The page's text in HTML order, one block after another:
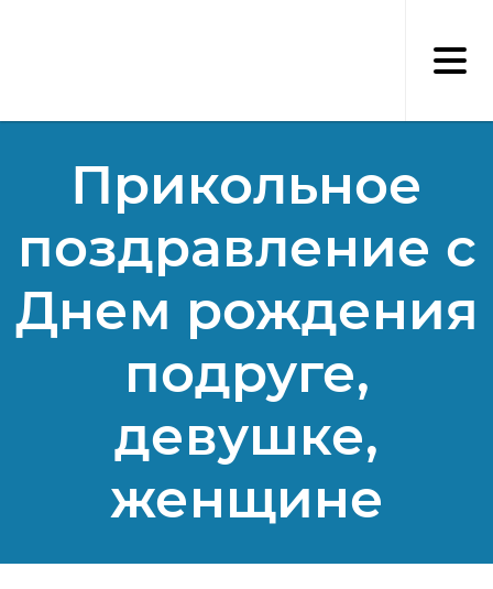
Прикольное
поздравление с
Днем рождения
подруге,
девушке,
женщине